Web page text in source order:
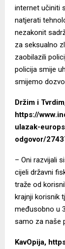
internet učiniti
natjerati
nezakonit
za seksualno
zaobilazili
policija smije
smijemo
Držim i Tvrdim
https://
ulazak-
odgovor/
– Oni razvijali
cijeli državni
traže od
krajnji korisnik
međusobno u
samo za naše
KavOpija,